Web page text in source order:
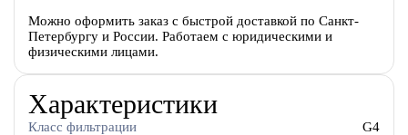
Можно оформить заказ с быстрой доставкой по Санкт-
Петербургу и России. Работаем с юридическими и
физическими лицами.
Характеристики
Класс фильтрации G4